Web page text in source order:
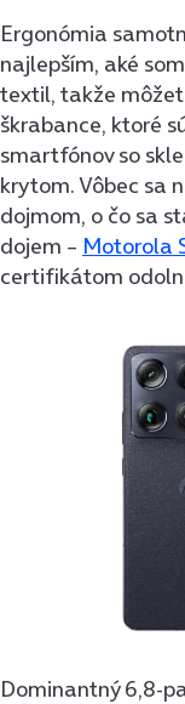
Ergonómia
najlepším, aké
textil, takže
škrabance, ktoré
smartfónov so
krytom. Vôbec sa
dojmom, o čo sa
dojem – Motorola
certifikátom
Dominantný 6,8-